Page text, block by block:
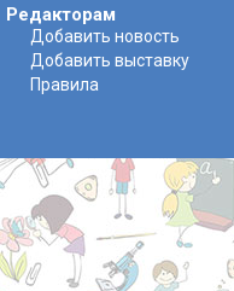
Редакторам
Добавить новость
Добавить выставку
Правила